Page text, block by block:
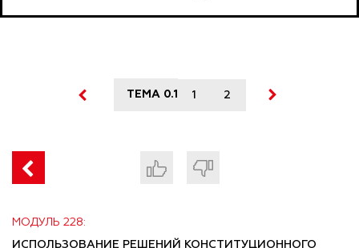
ТЕМА 0.1 1 2
МОДУЛЬ 228:
ИСПОЛЬЗОВАНИЕ РЕШЕНИЙ КОНСТИТУЦИОННОГО